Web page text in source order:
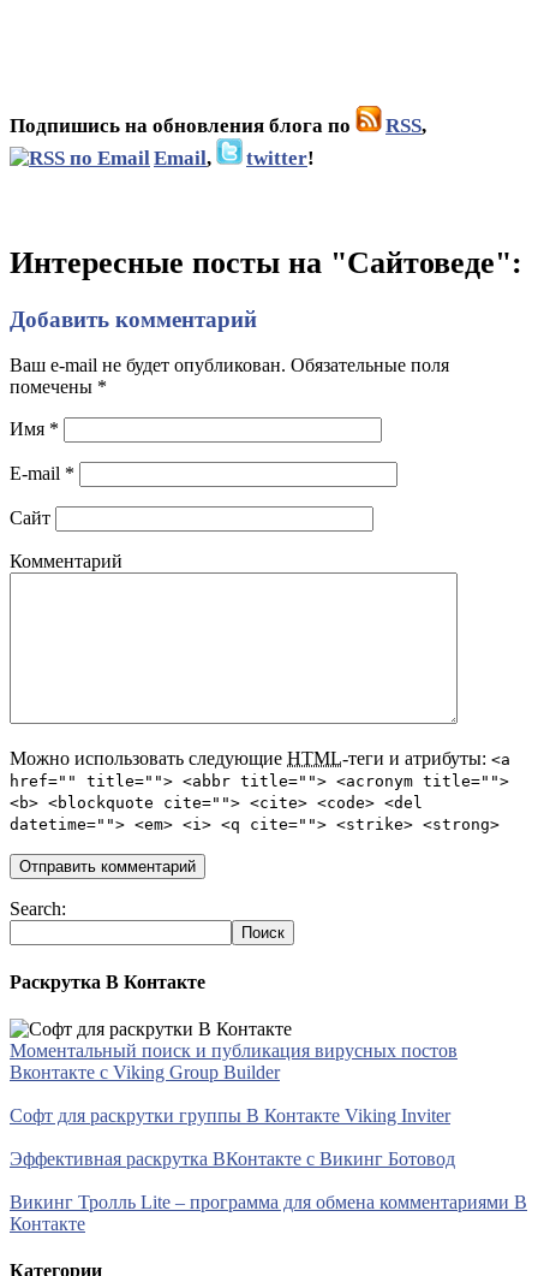
Подпишись на обновления блога по RSS,
Email, twitter!
Интересные посты на "Сайтоведе":
Добавить комментарий
Ваш e-mail не будет опубликован. Обязательные поля
помечены *
Имя *
E-mail *
Сайт
Комментарий
Можно использовать следующие HTML-теги и атрибуты: <a
href="" title=""> <abbr title=""> <acronym title="">
<b> <blockquote cite=""> <cite> <code> <del
datetime=""> <em> <i> <q cite=""> <strike> <strong>
Search:
Раскрутка В Контакте
Моментальный поиск и публикация вирусных постов
Вконтакте с Viking Group Builder
Софт для раскрутки группы В Контакте Viking Inviter
Эффективная раскрутка ВКонтакте с Викинг Ботовод
Викинг Тролль Lite – программа для обмена комментариями В
Контакте
Категории